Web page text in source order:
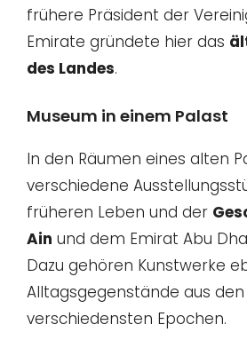
frühere Präsident der
Emirate gründete hier das
des Landes.
Museum in einem Palast
In den Räumen eines alten
verschiedene
früheren Leben und der
Ain und dem Emirat Abu
Dazu gehören Kunstwerke
Alltagsgegenstände aus den
verschiedensten Epochen.